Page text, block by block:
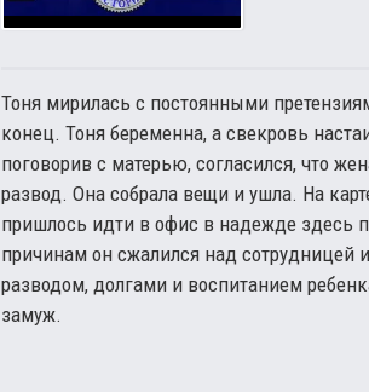
Тоня мирилась с постоянными
конец. Тоня беременна, а свекровь
поговорив с матерью, согласился, что
развод. Она собрала вещи и ушла. На
пришлось идти в офис в надежде здесь
причинам он сжалился над сотрудницей
разводом, долгами и воспитанием
замуж.